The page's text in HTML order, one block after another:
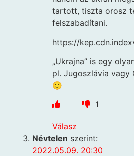
tartott, tiszta orosz
felszabadítani.
https://
„Ukrajna” is egy
pl. Jugoszlávia vagy
🙂
1
Válasz
Névtelen szerint:
2022.05.09. 20:30